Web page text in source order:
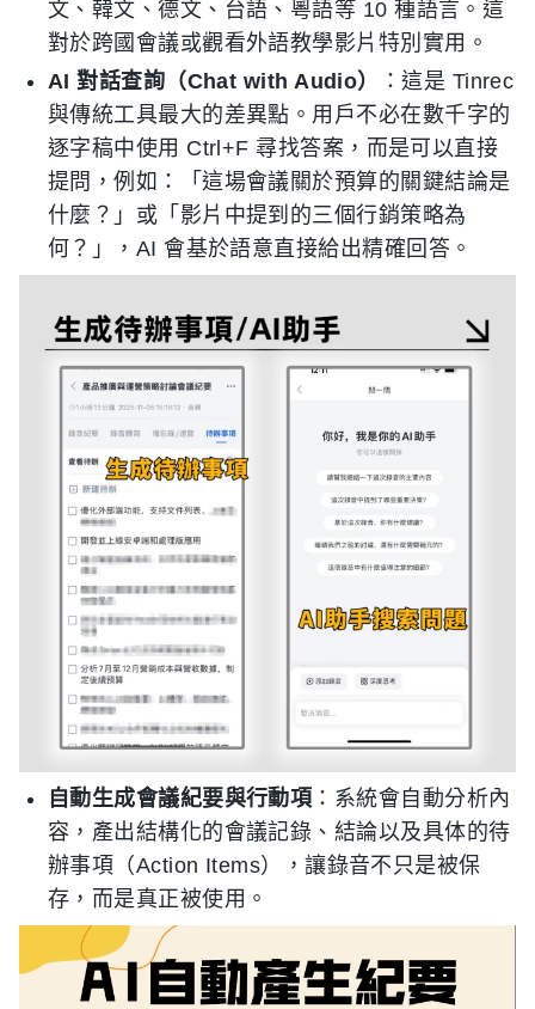
文、韓文、德文、台語、粵語等 10 種語言。這
對於跨國會議或觀看外語教學影片特別實用。
AI 對話查詢（Chat with Audio）
：這是 Tinrec
與傳統工具最大的差異點。用戶不必在數千字的
逐字稿中使用 Ctrl+F 尋找答案，而是可以直接
提問，例如：「這場會議關於預算的關鍵結論是
什麼？」或「影片中提到的三個行銷策略為
何？」，AI 會基於語意直接給出精確回答。
自動生成會議紀要與行動項 ：系統會自動分析內
容，產出結構化的會議記錄、結論以及具体的待
辦事項（Action Items），讓錄音不只是被保
存，而是真正被使用。